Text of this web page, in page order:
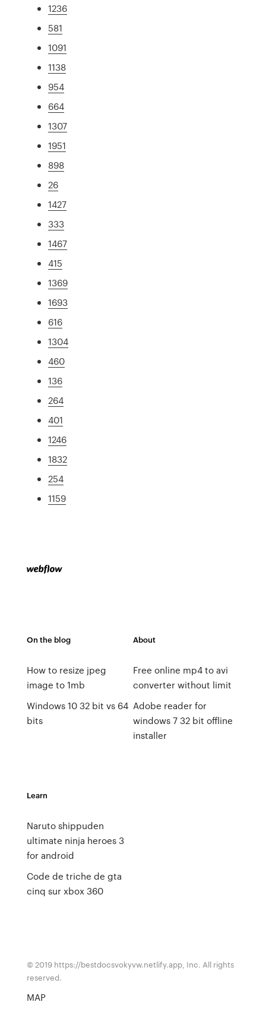
1236
581
1091
1138
954
664
1307
1951
898
26
1427
333
1467
415
1369
1693
616
1304
460
136
264
401
1246
1832
254
1159
On the blog
How to resize jpeg
image to 1mb
Windows 10 32 bit vs 64
bits
About
Free online mp4 to avi
converter without limit
Adobe reader for
windows 7 32 bit offline
installer
Learn
Naruto shippuden
ultimate ninja heroes 3
for android
Code de triche de gta
cinq sur xbox 360
© 2019 https://bestdocsvokyvw.netlify.app, Inc. All rights
reserved.
MAP